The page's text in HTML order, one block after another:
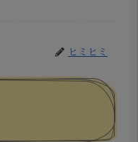
ヒミヒミ